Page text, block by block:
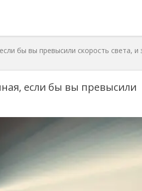
бы вы превысили скорость света, и
если бы вы превысили